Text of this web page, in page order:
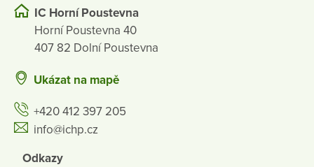
IC Horní Poustevna
Horní Poustevna 40
407 82 Dolní Poustevna
Ukázat na mapě
+420 412 397 205
info@ichp.cz
Odkazy